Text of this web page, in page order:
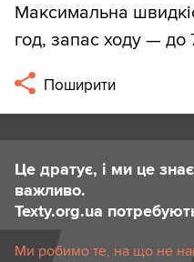
Максимальна
год, запас ходу — до
Поширити
Це дратує, і ми це
важливо.
Texty.org.ua
Ми робимо те, на що не